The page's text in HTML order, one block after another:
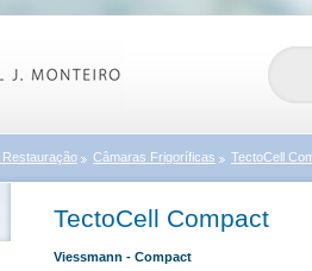
Restauração Câmaras Frigoríficas TectoCell
TectoCell Compact
Viessmann - Compact